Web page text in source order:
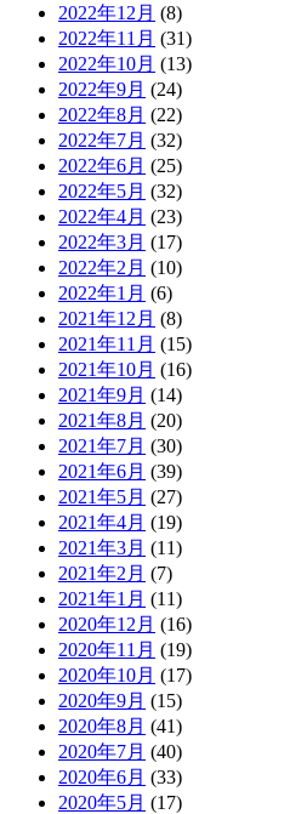
2022年12月 (8)
2022年11月 (31)
2022年10月 (13)
2022年9月 (24)
2022年8月 (22)
2022年7月 (32)
2022年6月 (25)
2022年5月 (32)
2022年4月 (23)
2022年3月 (17)
2022年2月 (10)
2022年1月 (6)
2021年12月 (8)
2021年11月 (15)
2021年10月 (16)
2021年9月 (14)
2021年8月 (20)
2021年7月 (30)
2021年6月 (39)
2021年5月 (27)
2021年4月 (19)
2021年3月 (11)
2021年2月 (7)
2021年1月 (11)
2020年12月 (16)
2020年11月 (19)
2020年10月 (17)
2020年9月 (15)
2020年8月 (41)
2020年7月 (40)
2020年6月 (33)
2020年5月 (17)